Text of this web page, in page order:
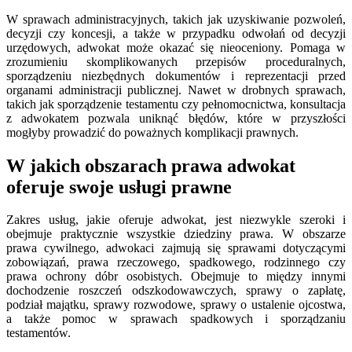
W sprawach administracyjnych, takich jak uzyskiwanie pozwoleń,
decyzji czy koncesji, a także w przypadku odwołań od decyzji
urzędowych, adwokat może okazać się nieoceniony. Pomaga w
zrozumieniu skomplikowanych przepisów proceduralnych,
sporządzeniu niezbędnych dokumentów i reprezentacji przed
organami administracji publicznej. Nawet w drobnych sprawach,
takich jak sporządzenie testamentu czy pełnomocnictwa, konsultacja
z adwokatem pozwala uniknąć błędów, które w przyszłości
mogłyby prowadzić do poważnych komplikacji prawnych.
W jakich obszarach prawa adwokat
oferuje swoje usługi prawne
Zakres usług, jakie oferuje adwokat, jest niezwykle szeroki i
obejmuje praktycznie wszystkie dziedziny prawa. W obszarze
prawa cywilnego, adwokaci zajmują się sprawami dotyczącymi
zobowiązań, prawa rzeczowego, spadkowego, rodzinnego czy
prawa ochrony dóbr osobistych. Obejmuje to między innymi
dochodzenie roszczeń odszkodowawczych, sprawy o zapłatę,
podział majątku, sprawy rozwodowe, sprawy o ustalenie ojcostwa,
a także pomoc w sprawach spadkowych i sporządzaniu
testamentów.